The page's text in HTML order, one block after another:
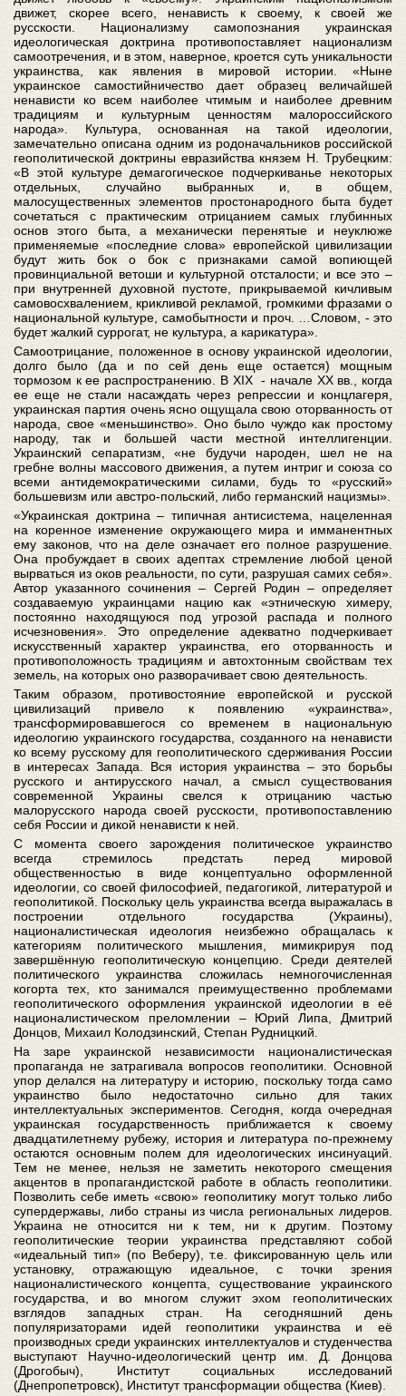
движет, скорее всего, ненависть к своему, к своей же
русскости. Национализму самопознания украинская
идеологическая доктрина противопоставляет национализм
самоотречения, и в этом, наверное, кроется суть уникальности
украинства, как явления в мировой истории. «Ныне
украинское самостийничество дает образец величайшей
ненависти ко всем наиболее чтимым и наиболее древним
традициям и культурным ценностям малороссийского
народа». Культура, основанная на такой идеологии,
замечательно описана одним из родоначальников российской
геополитической доктрины евразийства князем Н. Трубецким:
«В этой культуре демагогическое подчеркиванье некоторых
отдельных, случайно выбранных и, в общем,
малосущественных элементов простонародного быта будет
сочетаться с практическим отрицанием самых глубинных
основ этого быта, а механически перенятые и неуклюже
применяемые «последние слова» европейской цивилизации
будут жить бок о бок с признаками самой вопиющей
провинциальной ветоши и культурной отсталости; и все это –
при внутренней духовной пустоте, прикрываемой кичливым
самовосхвалением, крикливой рекламой, громкими фразами о
национальной культуре, самобытности и проч. …Словом, - это
будет жалкий суррогат, не культура, а карикатура».
Самоотрицание, положенное в основу украинской идеологии,
долго было (да и по сей день еще остается) мощным
тормозом к ее распространению. В XIX - начале XX вв., когда
ее еще не стали насаждать через репрессии и концлагеря,
украинская партия очень ясно ощущала свою оторванность от
народа, свое «меньшинство». Оно было чуждо как простому
народу, так и большей части местной интеллигенции.
Украинский сепаратизм, «не будучи народен, шел не на
гребне волны массового движения, а путем интриг и союза со
всеми антидемократическими силами, будь то «русский»
большевизм или австро-польский, либо германский нацизмы».
«Украинская доктрина – типичная антисистема, нацеленная
на коренное изменение окружающего мира и имманентных
ему законов, что на деле означает его полное разрушение.
Она пробуждает в своих адептах стремление любой ценой
вырваться из оков реальности, по сути, разрушая самих себя».
Автор указанного сочинения – Сергей Родин – определяет
создаваемую украинцами нацию как «этническую химеру,
постоянно находящуюся под угрозой распада и полного
исчезновения». Это определение адекватно подчеркивает
искусственный характер украинства, его оторванность и
противоположность традициям и автохтонным свойствам тех
земель, на которых оно разворачивает свою деятельность.
Таким образом, противостояние европейской и русской
цивилизаций привело к появлению «украинства»,
трансформировавшегося со временем в национальную
идеологию украинского государства, созданного на ненависти
ко всему русскому для геополитического сдерживания России
в интересах Запада. Вся история украинства – это борьбы
русского и антирусского начал, а смысл существования
современной Украины свелся к отрицанию частью
малорусского народа своей русскости, противопоставлению
себя России и дикой ненависти к ней.
С момента своего зарождения политическое украинство
всегда стремилось предстать перед мировой
общественностью в виде концептуально оформленной
идеологии, со своей философией, педагогикой, литературой и
геополитикой. Поскольку цель украинства всегда выражалась в
построении отдельного государства (Украины),
националистическая идеология неизбежно обращалась к
категориям политического мышления, мимикрируя под
завершённую геополитическую концепцию. Среди деятелей
политического украинства сложилась немногочисленная
когорта тех, кто занимался преимущественно проблемами
геополитического оформления украинской идеологии в её
националистическом преломлении – Юрий Липа, Дмитрий
Донцов, Михаил Колодзинский, Степан Рудницкий.
На заре украинской независимости националистическая
пропаганда не затрагивала вопросов геополитики. Основной
упор делался на литературу и историю, поскольку тогда само
украинство было недостаточно сильно для таких
интеллектуальных экспериментов. Сегодня, когда очередная
украинская государственность приближается к своему
двадцатилетнему рубежу, история и литература по-прежнему
остаются основным полем для идеологических инсинуаций.
Тем не менее, нельзя не заметить некоторого смещения
акцентов в пропагандистской работе в область геополитики.
Позволить себе иметь «свою» геополитику могут только либо
супердержавы, либо страны из числа региональных лидеров.
Украина не относится ни к тем, ни к другим. Поэтому
геополитические теории украинства представляют собой
«идеальный тип» (по Веберу), т.е. фиксированную цель или
установку, отражающую идеальное, с точки зрения
националистического концепта, существование украинского
государства, и во многом служит эхом геополитических
взглядов западных стран. На сегодняшний день
популяризаторами идей геополитики украинства и её
производных среди украинских интеллектуалов и студенчества
выступают Научно-идеологический центр им. Д. Донцова
(Дрогобыч), Институт социальных исследований
(Днепропетровск), Институт трансформации общества (Киев).